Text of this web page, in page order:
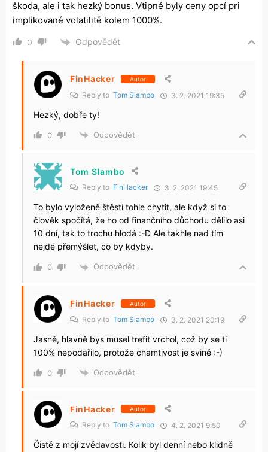
škoda, ale i tak hezký bonus. Vtipné byly ceny opcí pri
implikované volatilitě kolem 1000%.
0 Odpovědět
FinHacker Autor
Reply to Tom Slambo 3. 2. 2021 19:35
Hezký, dobře ty!
0 Odpovědět
Tom Slambo
Reply to FinHacker 3. 2. 2021 19:45
To bylo vyloženě štěstí tohle chytit, ale když si to
člověk spočítá, že ho od finančního důchodu dělilo asi
10 dní, tak to trochu hlodá :-D Ale takhle nad tím
nejde přemýšlet, co by kdyby.
0 Odpovědět
FinHacker Autor
Reply to Tom Slambo 3. 2. 2021 20:19
Jasně, hlavně bys musel trefit vrchol, což by se ti
100% nepodařilo, protože chamtivost je svině :-)
0 Odpovědět
FinHacker Autor
Reply to Tom Slambo 4. 2. 2021 9:50
Čistě z mojí zvědavosti. Kolik byl denní nebo klidně